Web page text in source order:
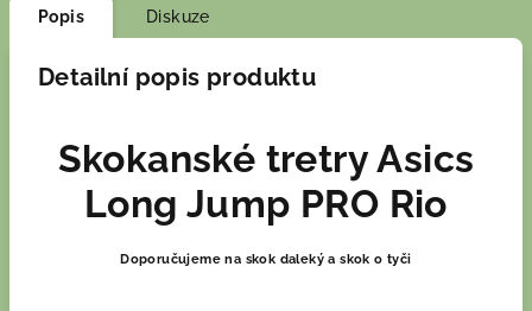
Popis Diskuze
Detailní popis produktu
Skokanské tretry Asics
Long Jump PRO Rio
Doporučujeme na skok daleký a skok o tyči